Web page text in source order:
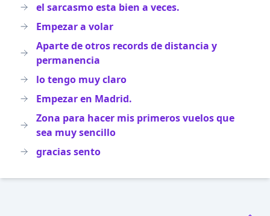
el sarcasmo esta bien a veces.
Empezar a volar
Aparte de otros records de distancia y
permanencia
lo tengo muy claro
Empezar en Madrid.
Zona para hacer mis primeros vuelos que
sea muy sencillo
gracias sento